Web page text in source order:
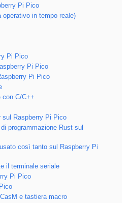
Pi Pico
in tempo reale)
Pi Pico
Pi Pico
Pi Pico
con C/C++
sul Raspberry Pi Pico
programmazione Rust sul
così tanto sul Raspberry Pi
il terminale seriale
Pi Pico
e tastiera macro